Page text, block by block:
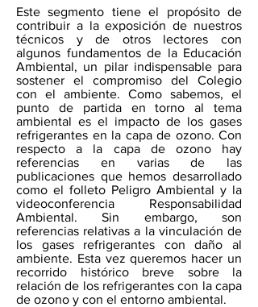
Este segmento tiene el propósito de
contribuir a la exposición de nuestros
técnicos y de otros lectores con
algunos fundamentos de la Educación
Ambiental, un pilar indispensable para
sostener el compromiso del Colegio
con el ambiente. Como sabemos, el
punto de partida en torno al tema
ambiental es el impacto de los gases
refrigerantes en la capa de ozono. Con
respecto a la capa de ozono hay
referencias en varias de las
publicaciones que hemos desarrollado
como el folleto Peligro Ambiental y la
videoconferencia Responsabilidad
Ambiental. Sin embargo, son
referencias relativas a la vinculación de
los gases refrigerantes con daño al
ambiente. Esta vez queremos hacer un
recorrido histórico breve sobre la
relación de los refrigerantes con la capa
de ozono y con el entorno ambiental.